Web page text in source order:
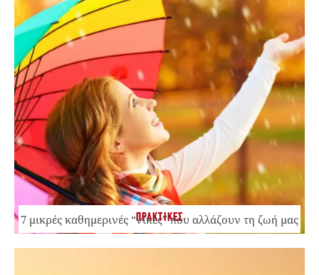
ΠΡΑΚΤΙΚΕΣ
7 μικρές καθημερινές “νίκες” που αλλάζουν τη ζωή μας